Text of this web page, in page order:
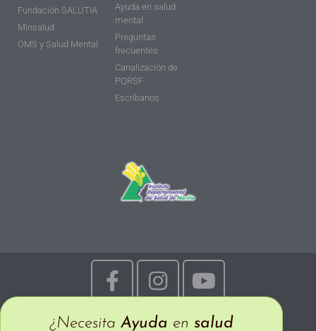
Fundación SALUTIA
Minsalud
OMS y Salud Mental
Ayuda en salud
mental
Preguntas
frecuentes
Canalización de
PQRSF
Escríbanos
© Todos los derechos reservados 2026
¿Necesita Ayuda en salud